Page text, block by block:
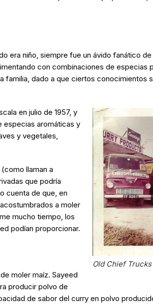
era niño, siempre fue un ávido fanático
con combinaciones de especias
dado a que ciertos conocimientos
Old Chief Trucks
en julio de 1957, y
especias aromáticas y
y vegetales,
llaman a
que podría
cuenta de que, en
a moler
mucho tiempo, los
podían proporcionar.
moler maíz. Sayeed
producir polvo de
de sabor del curry en polvo